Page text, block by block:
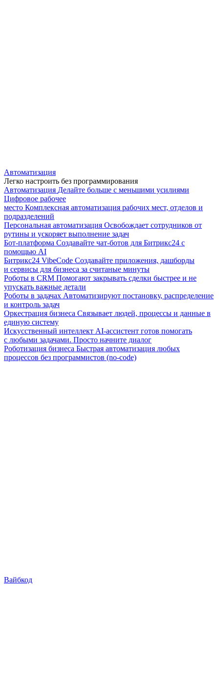
Автоматизация
Легко настроить без программирования
Автоматизация Делайте больше с меньшими усилиями
Цифровое рабочее
место Комплексная автоматизация рабочих мест, отделов и
подразделений
Персональная автоматизация Освобождает сотрудников от
рутины и ускоряет выполнение задач
Бот-платформа Создавайте чат-ботов для Битрикс24 с
помощью AI
Битрикс24 VibeCode Создавайте приложения, дашборды
и сервисы для бизнеса за считаные минуты
Роботы в CRM Помогают закрывать сделки быстрее и не
упускать важные детали
Роботы в задачах Автоматизируют постановку, распределение
и контроль задач
Оркестрация бизнеса Связывает людей, процессы и данные в
единую систему
Искусственный интеллект AI-ассистент готов помогать
с любыми задачами. Просто начните диалог
Роботизация бизнеса Быстрая автоматизация любых
процессов без программистов (no-code)
Вайбкод